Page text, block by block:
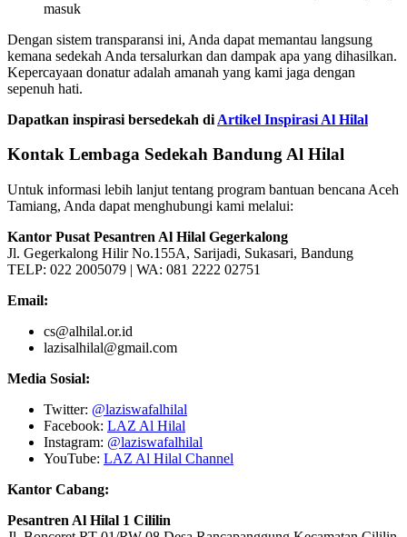
masuk
Dengan sistem transparansi ini, Anda dapat memantau langsung
kemana sedekah Anda tersalurkan dan dampak apa yang dihasilkan.
Kepercayaan donatur adalah amanah yang kami jaga dengan
sepenuh hati.
Dapatkan inspirasi bersedekah di Artikel Inspirasi Al Hilal
Kontak Lembaga Sedekah Bandung Al Hilal
Untuk informasi lebih lanjut tentang program bantuan bencana Aceh
Tamiang, Anda dapat menghubungi kami melalui:
Kantor Pusat Pesantren Al Hilal Gegerkalong
Jl. Gegerkalong Hilir No.155A, Sarijadi, Sukasari, Bandung
TELP: 022 2005079 | WA: 081 2222 02751
Email:
cs@alhilal.or.id
lazisalhilal@gmail.com
Media Sosial:
Twitter: @laziswafalhilal
Facebook: LAZ Al Hilal
Instagram: @laziswafalhilal
YouTube: LAZ Al Hilal Channel
Kantor Cabang:
Pesantren Al Hilal 1 Cililin